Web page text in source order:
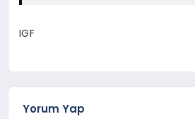
IGF
Yorum Yap